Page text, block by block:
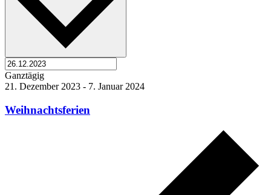
Ganztägig
21. Dezember 2023 - 7. Januar 2024
Weihnachtsferien